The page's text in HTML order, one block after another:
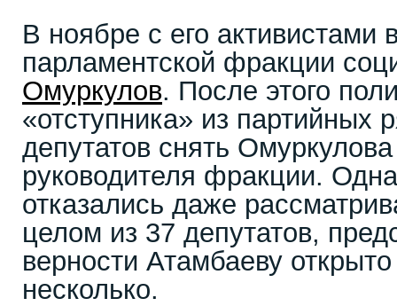
В ноябре с его активистами
парламентской фракции
Омуркулов. После этого
«отступника» из партийных
депутатов снять
руководителя фракции.
отказались даже
целом из 37 депутатов,
верности Атамбаеву
несколько.